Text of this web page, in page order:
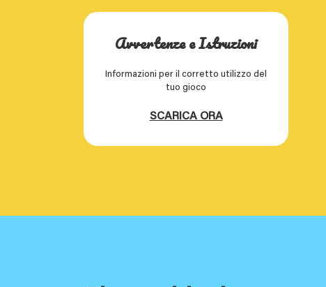
Avvertenze e Istruzioni
Informazioni per il corretto utilizzo del
tuo gioco
SCARICA ORA